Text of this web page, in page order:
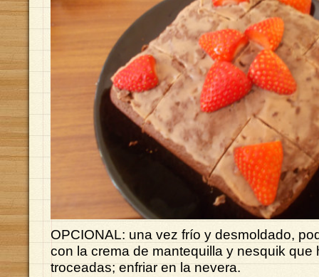
OPCIONAL: una vez frío y desmoldado,
con la crema de mantequilla y nesquik que
troceadas; enfriar en la nevera.